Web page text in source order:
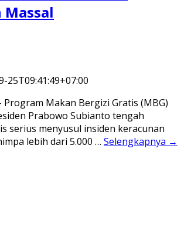
Massal
25T09:41:49+07:00
Program Makan Bergizi Gratis (MBG)
Prabowo Subianto tengah
serius menyusul insiden keracunan
lebih dari 5.000 … Selengkapnya →